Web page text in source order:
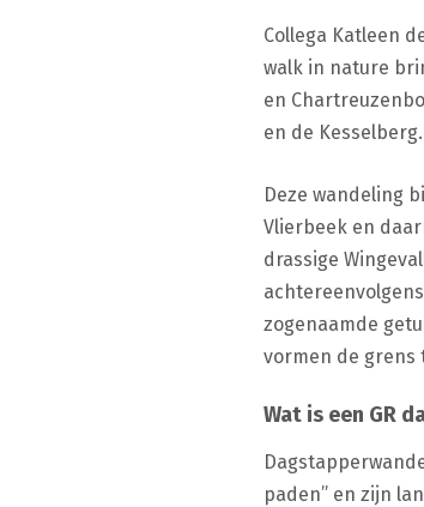
Collega Katleen
walk in nature
en
en de
Deze wandeling
Vlierbeek en
drassige
zogenaamde
vormen de grens
Wat is een GR
paden” en zijn